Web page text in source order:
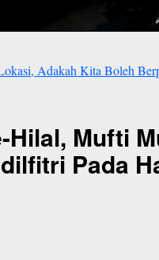
Adakah Kita Boleh
Hilal, Mufti
Pada